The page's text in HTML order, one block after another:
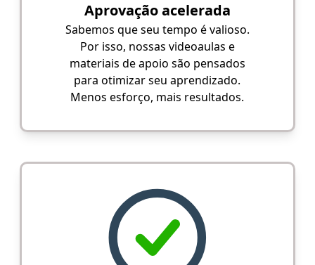
Aprovação acelerada
Sabemos que seu tempo é valioso.
Por isso, nossas videoaulas e
materiais de apoio são pensados
para otimizar seu aprendizado.
Menos esforço, mais resultados.